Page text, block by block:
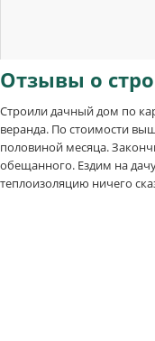
Отзывы о
Строили дачный дом по
веранда. По стоимости
половиной месяца.
обещанного. Ездим на
теплоизоляцию ничего